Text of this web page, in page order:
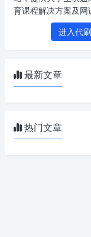
育课程解决方案及网
进入代
最新文章
热门文章